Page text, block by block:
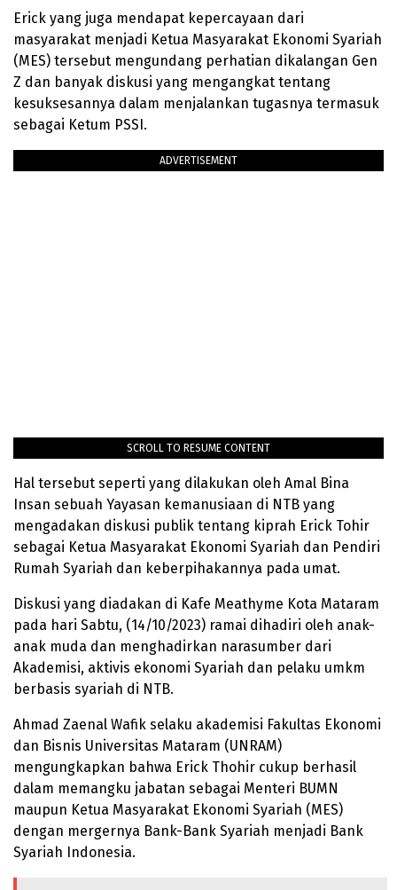
Erick yang juga mendapat kepercayaan dari
masyarakat menjadi Ketua Masyarakat Ekonomi Syariah
(MES) tersebut mengundang perhatian dikalangan Gen
Z dan banyak diskusi yang mengangkat tentang
kesuksesannya dalam menjalankan tugasnya termasuk
sebagai Ketum PSSI.
ADVERTISEMENT
SCROLL TO RESUME CONTENT
Hal tersebut seperti yang dilakukan oleh Amal Bina
Insan sebuah Yayasan kemanusiaan di NTB yang
mengadakan diskusi publik tentang kiprah Erick Tohir
sebagai Ketua Masyarakat Ekonomi Syariah dan Pendiri
Rumah Syariah dan keberpihakannya pada umat.
Diskusi yang diadakan di Kafe Meathyme Kota Mataram
pada hari Sabtu, (14/10/2023) ramai dihadiri oleh anak-
anak muda dan menghadirkan narasumber dari
Akademisi, aktivis ekonomi Syariah dan pelaku umkm
berbasis syariah di NTB.
Ahmad Zaenal Wafik selaku akademisi Fakultas Ekonomi
dan Bisnis Universitas Mataram (UNRAM)
mengungkapkan bahwa Erick Thohir cukup berhasil
dalam memangku jabatan sebagai Menteri BUMN
maupun Ketua Masyarakat Ekonomi Syariah (MES)
dengan mergernya Bank-Bank Syariah menjadi Bank
Syariah Indonesia.